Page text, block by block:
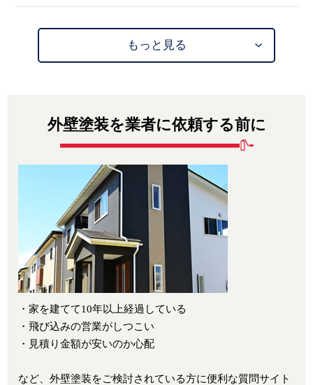
もっと見る
外壁塗装を業者に依頼する前に
・家を建てて10年以上経過している
・飛び込みの営業がしつこい
・見積り金額が安いのか心配
など、外壁塗装をご検討されている方に便利な質問サイト